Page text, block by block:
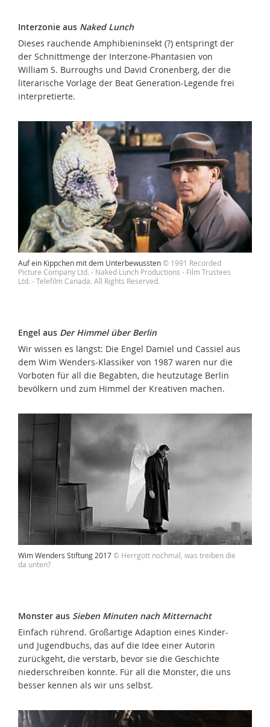
Interzonie aus Naked Lunch
Dieses rauchende Amphibieninsekt (?) entspringt der
der Schnittmenge der Interzone-Phantasien von
William S. Burroughs und David Cronenberg, der die
literarische Vorlage der Beat Generation-Legende frei
interpretierte.
Auf ein Kippchen mit dem Unterbewussten© 1991 Recorded
Picture Company Ltd. - Naked Lunch Productions - Film Trustees
Ltd. - Telefilm Canada. All Rights Reserved.
Engel aus Der Himmel über Berlin
Wir wissen es längst: Die Engel Damiel und Cassiel aus
dem Wim Wenders-Klassiker von 1987 waren nur die
Vorboten für all die Begabten, die heutzutage Berlin
bevölkern und zum Himmel der Kreativen machen.
Wim Wenders Stiftung 2017© Herrgott nochmal, was treiben die
da unten?
Monster aus Sieben Minuten nach Mitternacht
Einfach rührend. Großartige Adaption eines Kinder-
und Jugendbuchs, das auf die Idee einer Autorin
zurückgeht, die verstarb, bevor sie die Geschichte
niederschreiben konnte. Für all die Monster, die uns
besser kennen als wir uns selbst.